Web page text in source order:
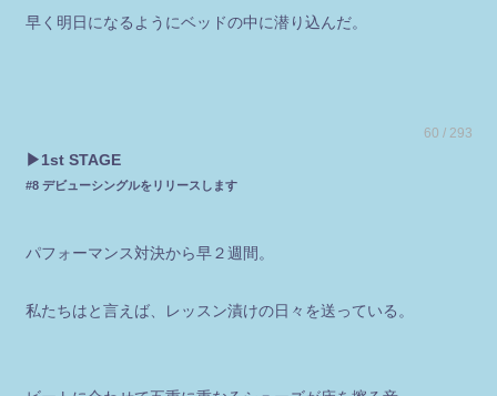
早く明日になるようにベッドの中に潜り込んだ。
60 / 293
▶︎1st STAGE
#8 デビューシングルをリリースします
パフォーマンス対決から早２週間。
私たちはと言えば、レッスン漬けの日々を送っている。